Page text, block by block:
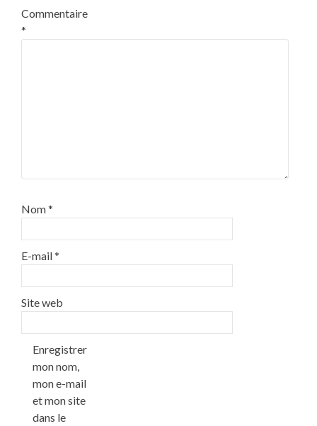
Commentaire
*
Nom*
E-mail*
Site web
Enregistrer
mon nom,
mon e-mail
et mon site
dans le